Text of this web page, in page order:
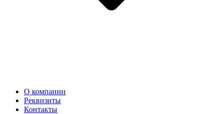
О компании
Реквизиты
Контакты